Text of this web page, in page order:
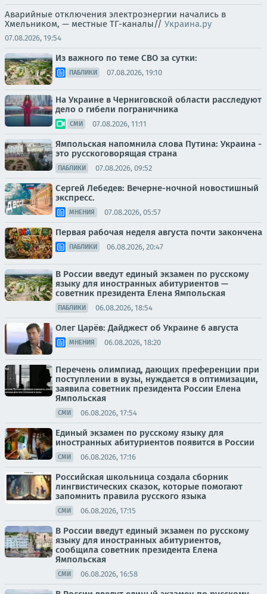
Аварийные отключения электроэнергии начались в
Хмельником, — местные ТГ-каналы// Украина.ру
07.08.2026, 19:54
Из важного по теме СВО за сутки:
ПАБЛИКИ 07.08.2026, 19:10
На Украине в Черниговской области расследуют
дело о гибели пограничника
СМИ 07.08.2026, 11:11
Ямпольская напомнила слова Путина: Украина -
это русскоговорящая страна
ПАБЛИКИ 07.08.2026, 09:52
Сергей Лебедев: Вечерне-ночной новостишный
экспресс.
МНЕНИЯ 07.08.2026, 05:57
Первая рабочая неделя августа почти закончена
ПАБЛИКИ 06.08.2026, 20:47
В России введут единый экзамен по русскому
языку для иностранных абитуриентов —
советник президента Елена Ямпольская
ПАБЛИКИ 06.08.2026, 18:54
Олег Царёв: Дайджест об Украине 6 августа
МНЕНИЯ 06.08.2026, 18:20
Перечень олимпиад, дающих преференции при
поступлении в вузы, нуждается в оптимизации,
заявила советник президента России Елена
Ямпольская
СМИ 06.08.2026, 17:54
Единый экзамен по русскому языку для
иностранных абитуриентов появится в России
СМИ 06.08.2026, 17:16
Российская школьница создала сборник
лингвистических сказок, которые помогают
запомнить правила русского языка
СМИ 06.08.2026, 17:15
В России введут единый экзамен по русскому
языку для иностранных абитуриентов,
сообщила советник президента Елена
Ямпольская
СМИ 06.08.2026, 16:58